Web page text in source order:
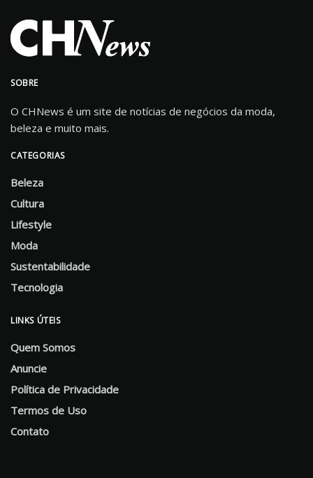
SOBRE
O CHNews é um site de notícias de negócios da moda,
beleza e muito mais.
CATEGORIAS
Beleza
Cultura
Lifestyle
Moda
Sustentabilidade
Tecnologia
LINKS ÚTEIS
Quem Somos
Anuncie
Política de Privacidade
Termos de Uso
Contato